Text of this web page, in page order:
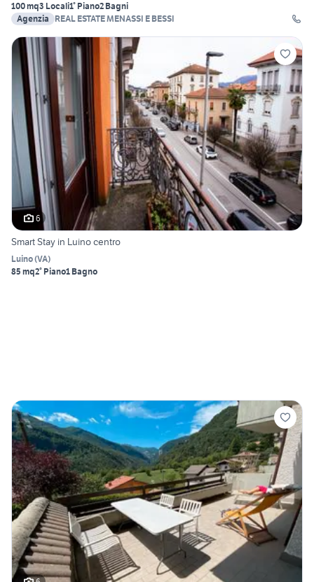
100 mq3 Locali1° Piano2 Bagni
Agenzia
REAL ESTATE MENASSI E BESSI
6
Smart Stay in Luino centro
Luino(VA)
85 mq2° Piano1 Bagno